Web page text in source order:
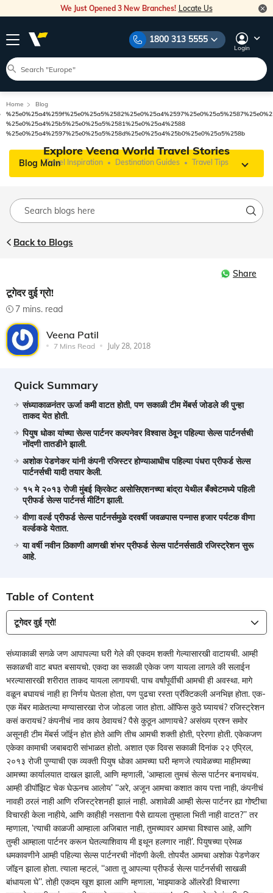
We Just Opened 3 New Branches! Locate Us
1800 313 5555
Login
Home
Blog
%25e0%25a4%25b5%25e0%25a5%2581%25e0%25a4%2588
%25e0%25a4%2597%25e0%25a5%258d%25e0%25a4%25b0%25e0%25a5%258b
Explore Veena World Travel Stories
Travel Inspiration Destination Guides Travel Tips
Blog Main
Back to Blogs
Share
टूगेदर वुई ग्रो!
7 mins. read
Veena Patil
7 Mins Read July 28, 2018
Quick Summary
संध्याकाळनंतर ऊर्जा कमी वाटत होती, पण सकाळी टीम मेंबर्स जोडले की पुन्हा
ताकद येत होती.
पियुष धोका यांच्या सेल्स पार्टनर कल्पनेवर विश्वास ठेवून पहिल्या सेल्स पार्टनर्सची
नोंदणी तातडीने झाली.
अशोक पेडणेकर यांनी कंपनी रजिस्टर होण्याआधीच पहिल्या पंधरा प्रीफर्ड सेल्स
पार्टनर्सची यादी तयार केली.
१५ मे २०१३ रोजी मुंबई क्रिकेट असोसिएशनच्या बांद्रा येथील बँक्वेटमध्ये पहिली
प्रीफर्ड सेल्स पार्टनर्स मीटिंग झाली.
वीणा वर्ल्ड प्रीफर्ड सेल्स पार्टनर्समुळे दरवर्षी जवळपास पन्नास हजार पर्यटक वीणा
वर्ल्डकडे येतात.
या वर्षी नवीन ठिकाणी आणखी शंभर प्रीफर्ड सेल्स पार्टनर्ससाठी रजिस्ट्रेशन सुरू
आहे.
Table of Content
टूगेदर वुई ग्रो!
संध्याकाळी सगळे जण आपापल्या घरी गेले की एकदम शक्ती गेल्यासारखी वाटायची. आम्ही
सकाळची वाट बघत बसायचो. एकदा का सकाळी एकेक जण यायला लागले की सलाईन
भरल्यासारखी शरीरात ताकद यायला लागायची. पाच वर्षांपूर्वीची आमची ही अवस्था. मागे
वळून बघायचं नाही हा निर्णय घेतला होता, पण पुढचा रस्ता प्रॅक्टिकली अनभिज्ञ होता. एक-
एक मेंबर माळेतल्या मण्यासारखा रोज जोडला जात होता. ऑफिस कुठे घ्यायचं? रजिस्ट्रेशन
कसं करायचं? कंपनीचं नाव काय ठेवायचं? पैसे कुठून आणायचे? असंख्य प्रश्‍न समोर
असूनही टीम मेंबर्स जॉईन होत होते आणि तीच आमची शक्ती होती, प्रेरणा होती. एकेकजण
एकेका कामाची जबाबदारी सांभाळत होतो. अशात एक दिवस सकाळी दिनांक २२ एप्रिल,
२०१३ रोजी पुण्याची एक व्यक्ती पियुष धोका आमच्या घरी म्हणजे त्यावेळच्या माहीमच्या
आमच्या कार्यालयात दाखल झाली, आणि म्हणाली, ‘आम्हाला तुमचं सेल्स पार्टनर बनायचंय.
आम्ही डीपॉझिट चेक घेऊनच आलोय’ ‘‘अरे, अजून आमचा कशात काय पत्ता नाही, कंपनीचं
नावही ठरलं नाही आणि रजिस्ट्रेशनही झालं नाही. अशावेळी आम्ही सेल्स पार्टनर ह्या गोष्टीचा
विचारही केला नाहीये, आणि काहीही नसताना पैसे द्यायला तुम्हाला भिती नाही वाटत?’’ तर
म्हणाला, ‘त्याची काळजी आम्हाला अजिबात नाही, तुमच्यावर आमचा विश्‍वास आहे, आणि
तुम्ही आम्हाला पार्टनर करून घेतल्याशिवाय मी इथून हलणार नाही’. पियुषच्या प्रेमळ
धमकावणीने आम्ही पहिल्या सेल्स पार्टनरची नोंदणी केली. तोपर्यंत आमचा अशोक पेडणेकर
जॉइन झाला होता. त्याला म्हटलं, ‘‘आता तू आपल्या प्रीफर्ड सेल्स पार्टनर्सची साखळी
बांधायला घे’’. तोही एकदम खूश झाला आणि म्हणाला, ‘माझ्याकडे ऑलरेडी विचारणा